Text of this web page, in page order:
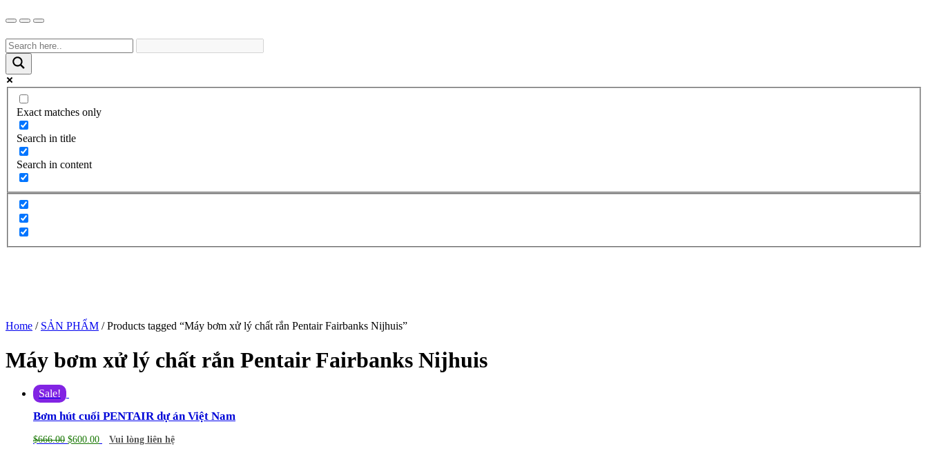
Exact matches only
Search in title
Search in content
Home / SẢN PHẨM / Products tagged “Máy bơm xử lý chất rắn Pentair Fairbanks Nijhuis”
Máy bơm xử lý chất rắn Pentair Fairbanks Nijhuis
Sale!
Bơm hút cuối PENTAIR dự án Việt Nam
$666.00 $600.00 Vui lòng liên hệ